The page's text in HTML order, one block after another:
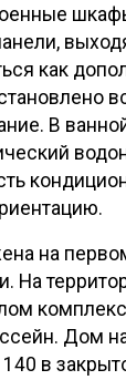
как
В
на
На
Дом
в